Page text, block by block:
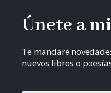
Únete a
Te mandaré
nuevos libros o